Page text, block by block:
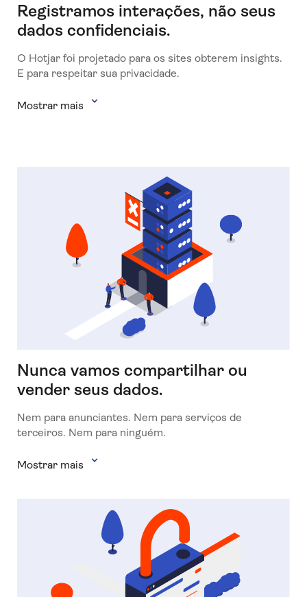
Registramos interações, não seus
dados confidenciais.
O Hotjar foi projetado para os sites obterem insights.
E para respeitar sua privacidade.
Mostrar mais
Nunca vamos compartilhar ou
vender seus dados.
Nem para anunciantes. Nem para serviços de
terceiros. Nem para ninguém.
Mostrar mais